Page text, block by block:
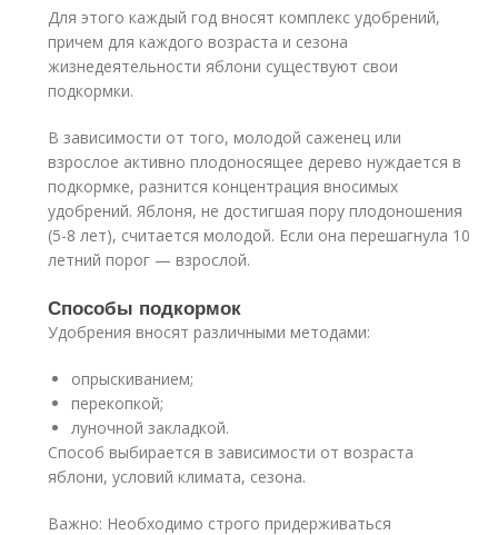
Для этого каждый год вносят комплекс удобрений,
причем для каждого возраста и сезона
жизнедеятельности яблони существуют свои
подкормки.
В зависимости от того, молодой саженец или
взрослое активно плодоносящее дерево нуждается в
подкормке, разнится концентрация вносимых
удобрений. Яблоня, не достигшая пору плодоношения
(5-8 лет), считается молодой. Если она перешагнула 10
летний порог — взрослой.
Способы подкормок
Удобрения вносят различными методами:
опрыскиванием;
перекопкой;
луночной закладкой.
Способ выбирается в зависимости от возраста
яблони, условий климата, сезона.
Важно: Необходимо строго придерживаться